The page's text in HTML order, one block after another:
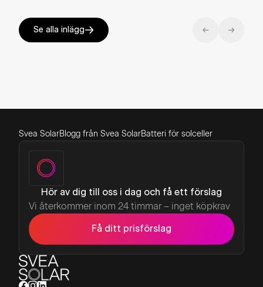
Se alla inlägg
Svea SolarBlogg från Svea SolarBatteri för solceller
Hör av dig till oss i dag och få ett förslag
Vi återkommer inom 24 timmar – inget köpkrav
Få ditt prisförslag